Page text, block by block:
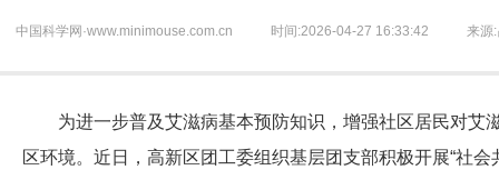
中国科学网·www.minimouse.com.cn 时间:2026-04-27 16:33:42 来源:
为进一步普及艾滋病基本预防知识，增强社区居民对
区环境。近日，高新区团工委组织基层团支部积极开展“社